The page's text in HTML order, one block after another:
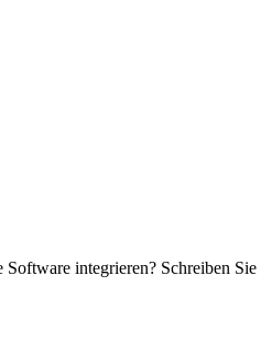
integrieren? Schreiben